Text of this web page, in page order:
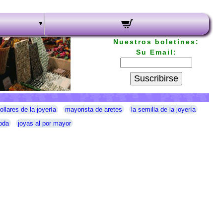
Nuestros boletines:
Su Email:
Suscribirse
de la joyería mayorista de aretes
la semilla de la joyería
joyas al por mayor